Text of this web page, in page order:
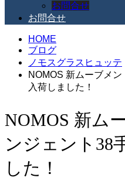
お問合せ
お問合せ
HOME
ブログ
ノモスグラスヒュッテ
NOMOS 新ムーブメ
入荷しました！
NOMOS 新ム
ンジェント38
した！